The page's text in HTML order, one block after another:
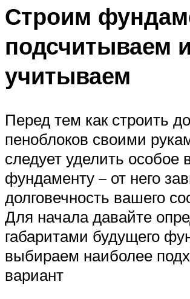
Строим
подсчитываем и
учитываем
Перед тем как строить
пеноблоков своими
следует уделить особое
фундаменту – от него
долговечность вашего
Для начала давайте
габаритами будущего
выбираем наиболее
вариант